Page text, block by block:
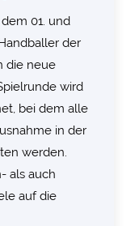
01. und
der
die neue
wird
bei dem alle
in der
werden.
als auch
auf die